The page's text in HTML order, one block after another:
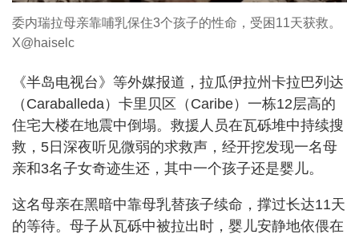
委内瑞拉母亲靠哺乳保住3个孩子的性命，受困11天获救。
X@haiselc
《半岛电视台》等外媒报道，拉瓜伊拉州卡拉巴列达
（Caraballeda）卡里贝区（Caribe）一栋12层高的
住宅大楼在地震中倒塌。救援人员在瓦砾堆中持续搜
救，5日深夜听见微弱的求救声，经开挖发现一名母
亲和3名子女奇迹生还，其中一个孩子还是婴儿。
这名母亲在黑暗中靠母乳替孩子续命，撑过长达11天
的等待。母子从瓦砾中被拉出时，婴儿安静地依偎在